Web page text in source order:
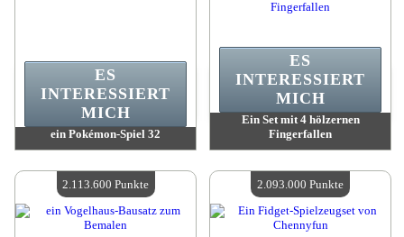
ein Pokémon-Spiel 32
Verfügbare Menge:4
ES
INTERESSIERT
MICH
Ein Set mit 4 hölzernen
Fingerfallen
Verfügbare Menge:4
ES
INTERESSIERT
MICH
2.113.600 Punkte 2.093.000 Punkte